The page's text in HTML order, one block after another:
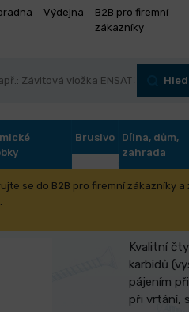
Výdejna
B2B pro firemní
zákazníky
Brusivo
Dílna, dům,
zahrada
se do B2B pro firemní zákazníky
. 24x600mm
Kvalitní
karbidů
pájením
při vrtání,